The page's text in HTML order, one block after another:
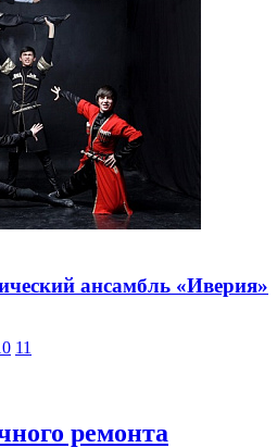
ансамбль «Иверия»
11
ремонта